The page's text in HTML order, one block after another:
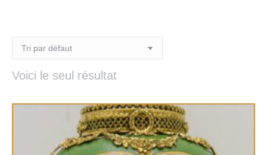
Voici le seul résultat